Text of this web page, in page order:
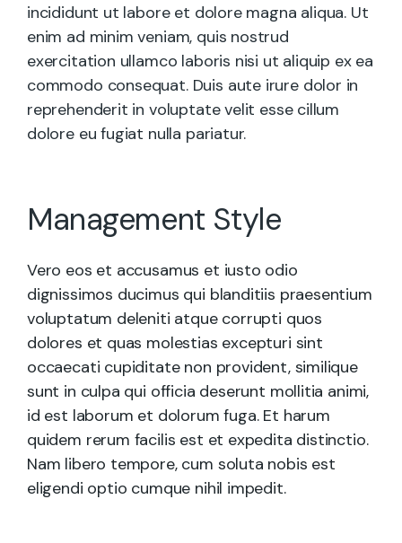
incididunt ut labore et dolore magna aliqua. Ut
enim ad minim veniam, quis nostrud
exercitation ullamco laboris nisi ut aliquip ex ea
commodo consequat. Duis aute irure dolor in
reprehenderit in voluptate velit esse cillum
dolore eu fugiat nulla pariatur.
Management Style
Vero eos et accusamus et iusto odio
dignissimos ducimus qui blanditiis praesentium
voluptatum deleniti atque corrupti quos
dolores et quas molestias excepturi sint
occaecati cupiditate non provident, similique
sunt in culpa qui officia deserunt mollitia animi,
id est laborum et dolorum fuga. Et harum
quidem rerum facilis est et expedita distinctio.
Nam libero tempore, cum soluta nobis est
eligendi optio cumque nihil impedit.